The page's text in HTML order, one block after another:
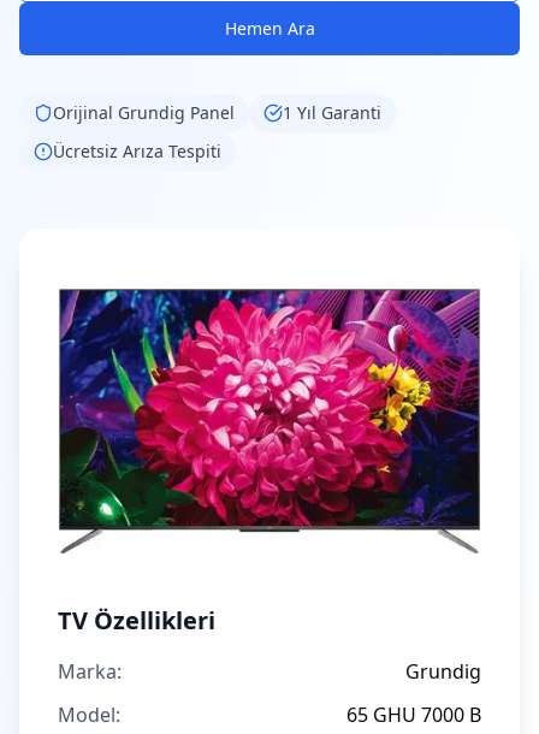
Hemen Ara
Orijinal Grundig Panel
1 Yıl Garanti
Ücretsiz Arıza Tespiti
TV Özellikleri
Marka:
Grundig
Model:
65 GHU 7000 B